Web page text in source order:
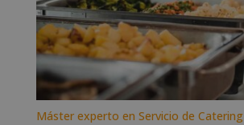
Máster experto en Servicio de Catering